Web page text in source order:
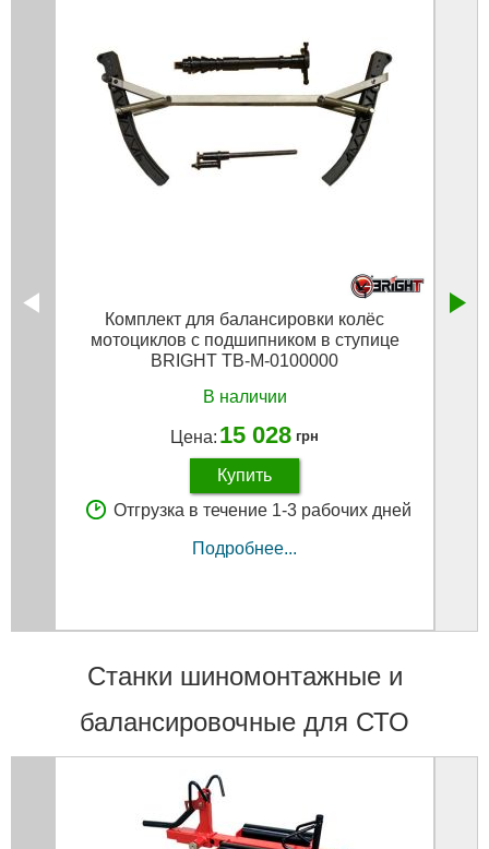
Комплект для балансировки колёс
мотоциклов с подшипником в ступице
BRIGHT TB-M-0100000
В наличии
Цена: 15 028 грн
Купить
Отгрузка в течение 1-3 рабочих дней
Подробнее...
Станки шиномонтажные и
балансировочные для СТО